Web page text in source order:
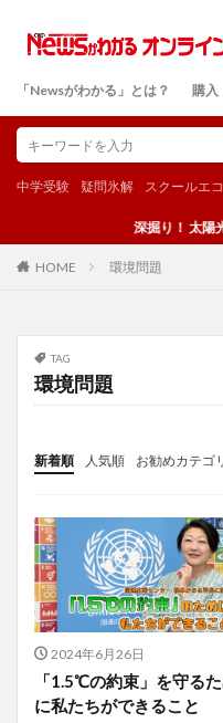
「Newsがわかる」とは？ 購入
中学受験 疑問氷解 スクールエ
深掘り！ 太陽光
HOME 環境問題
TAG
環境問題
新着順 人気順
お勧めカテゴ
投稿
学び
マンガ
電子書籍
2024年6月26日
「1.5℃の約束」を守る
に私たちができること